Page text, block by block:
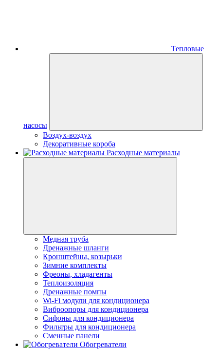
Тепловые
насосы
Воздух-воздух
Декоративные короба
Расходные материалы
Медная труба
Дренажные шланги
Кронштейны, козырьки
Зимние комплекты
Фреоны, хладагенты
Теплоизоляция
Дренажные помпы
Wi-Fi модули для кондиционера
Виброопоры для кондиционера
Сифоны для кондиционера
Фильтры для кондиционера
Сменные панели
Обогреватели